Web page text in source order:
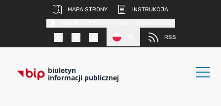
MAPA STRONY
INSTRUKCJA
RSS
biuletyn
informacji publicznej